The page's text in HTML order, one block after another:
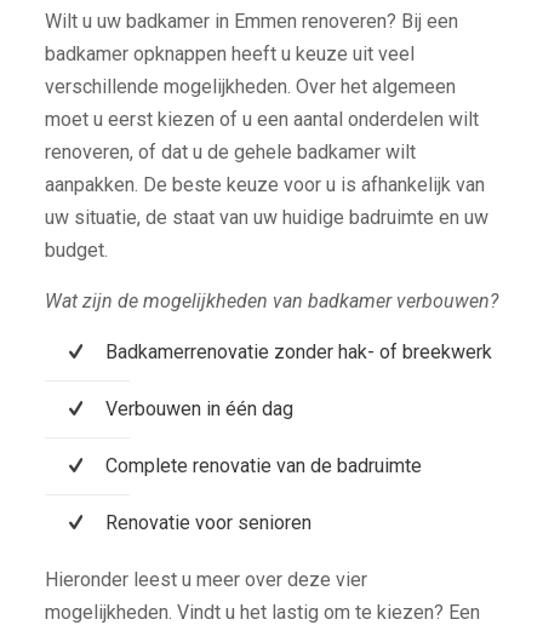
Wilt u uw badkamer in Emmen renoveren? Bij een
badkamer opknappen heeft u keuze uit veel
verschillende mogelijkheden. Over het algemeen
moet u eerst kiezen of u een aantal onderdelen wilt
renoveren, of dat u de gehele badkamer wilt
aanpakken. De beste keuze voor u is afhankelijk van
uw situatie, de staat van uw huidige badruimte en uw
budget.
Wat zijn de mogelijkheden van badkamer verbouwen?
Badkamerrenovatie zonder hak- of breekwerk
Verbouwen in één dag
Complete renovatie van de badruimte
Renovatie voor senioren
Hieronder leest u meer over deze vier
mogelijkheden. Vindt u het lastig om te kiezen? Een